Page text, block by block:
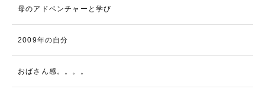
母のアドベンチャーと学び
2009年の自分
おばさん感。。。。